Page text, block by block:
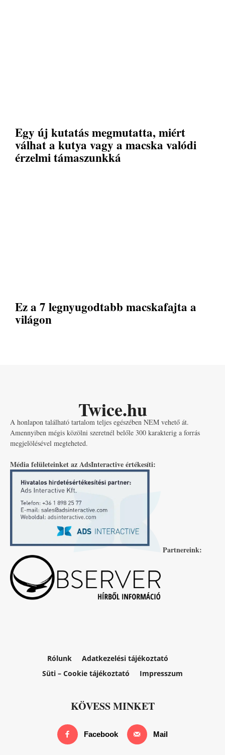
Egy új kutatás megmutatta, miért
válhat a kutya vagy a macska valódi
érzelmi támaszunkká
Ez a 7 legnyugodtabb macskafajta a
világon
Twice.hu
A honlapon található tartalom teljes egészében NEM vehető át.
Amennyiben mégis közölni szeretnél belőle 300 karakterig a forrás
megjelölésével megteheted.
Média felületeinket az AdsInteractive értékesíti:
Partnereink:
Rólunk
Adatkezelési tájékoztató
Süti – Cookie tájékoztató
Impresszum
KÖVESS MINKET
Facebook Mail